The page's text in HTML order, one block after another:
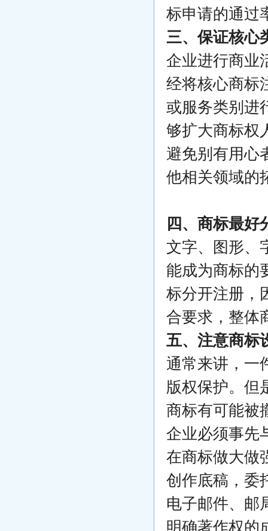
标申请的通过
三、保证核心
企业进行商业
经将核心商标
或服务类别进
够扩大商标权
避免别有用心
他相关领域的
四、商标最好
文字、图形、
能成为商标的
标分开注册，
合要求，整体
五、注意商标
通常来讲，一
版权保护。但
商标有可能被
企业必须事先
在商标做大做
创作底稿，委
电子邮件、邮
明确著作权的